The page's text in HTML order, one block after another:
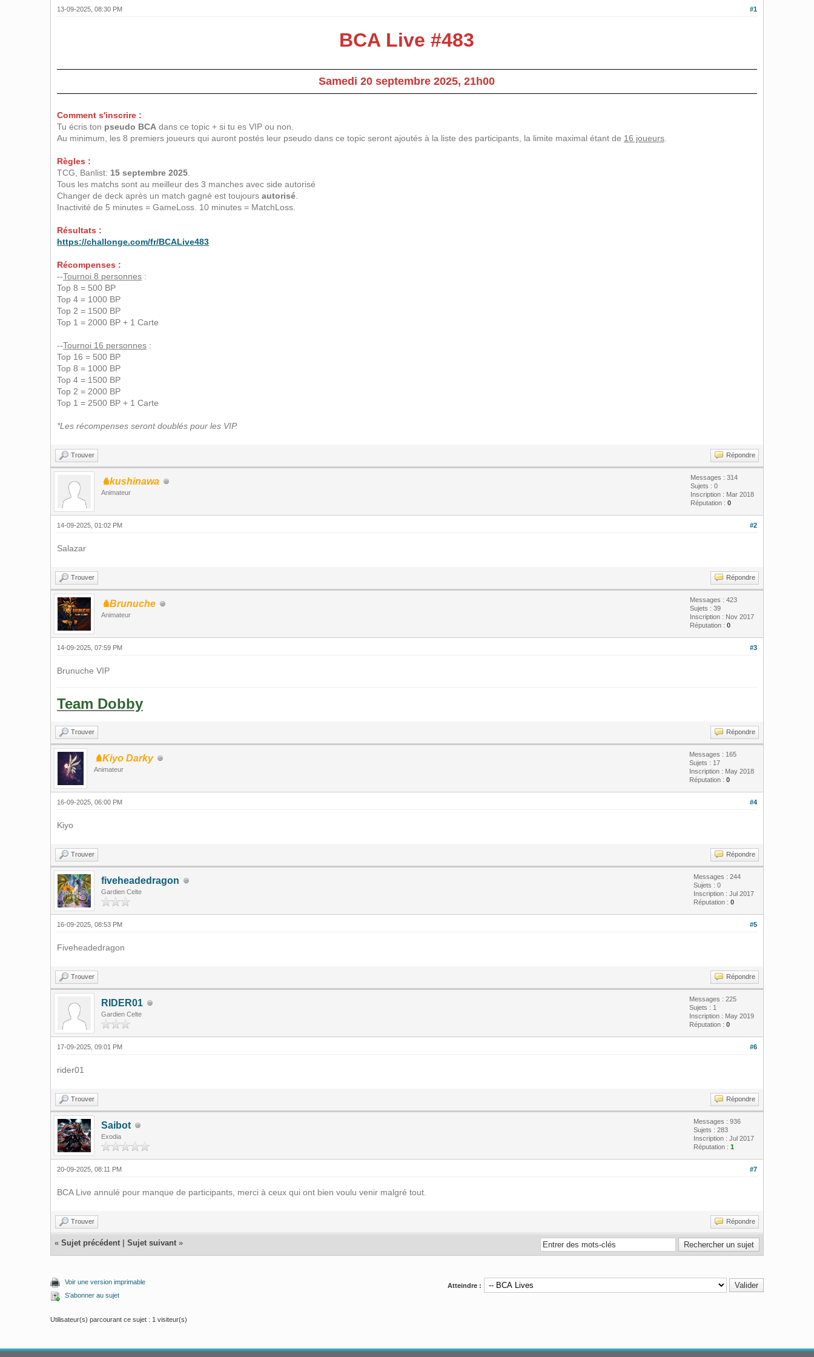
#1
13-09-2025, 08:30 PM
BCA Live #483
Samedi 20 septembre 2025, 21h00
Comment s'inscrire :
Tu écris ton pseudo BCAdans ce topic + si tu es VIP ou non.
Au minimum, les 8 premiers joueurs qui auront postés leur pseudo dans ce topic seront ajoutés à la liste des participants, la limite maximal étant de 16 joueurs.
Règles :
TCG, Banlist: 15 septembre 2025.
Tous les matchs sont au meilleur des 3 manches avec side autorisé
Changer de deck après un match gagné est toujours autorisé.
Inactivité de 5 minutes = GameLoss. 10 minutes = MatchLoss.
Résultats :
https://challonge.com/fr/BCALive483
Récompenses :
--Tournoi 8 personnes:
Top 8 = 500 BP
Top 4 = 1000 BP
Top 2 = 1500 BP
Top 1 = 2000 BP + 1 Carte
--Tournoi 16 personnes:
Top 16 = 500 BP
Top 8 = 1000 BP
Top 4 = 1500 BP
Top 2 = 2000 BP
Top 1 = 2500 BP + 1 Carte
*Les récompenses seront doublés pour les VIP.
Trouver Répondre
♞kushinawa
Animateur
Messages : 314
Sujets : 0
Inscription : Mar 2018
Réputation : 0
#2
14-09-2025, 01:02 PM
Salazar
Trouver Répondre
♞Brunuche
Animateur
Messages : 423
Sujets : 39
Inscription : Nov 2017
Réputation : 0
#3
14-09-2025, 07:59 PM
Brunuche VIP
Team Dobby
Trouver Répondre
♞Kiyo Darky
Animateur
Messages : 165
Sujets : 17
Inscription : May 2018
Réputation : 0
#4
16-09-2025, 06:00 PM
Kiyo
Trouver Répondre
fiveheadedragon
Gardien Celte
Messages : 244
Sujets : 0
Inscription : Jul 2017
Réputation : 0
#5
16-09-2025, 08:53 PM
Fiveheadedragon
Trouver Répondre
RIDER01
Gardien Celte
Messages : 225
Sujets : 1
Inscription : May 2019
Réputation : 0
#6
17-09-2025, 09:01 PM
rider01
Trouver Répondre
Saibot
Exodia
Messages : 936
Sujets : 283
Inscription : Jul 2017
Réputation : 1
#7
20-09-2025, 08:11 PM
BCA Live annulé pour manque de participants, merci à ceux qui ont bien voulu venir malgré tout.
Trouver Répondre
« Sujet précédent| Sujet suivant»
Voir une version imprimable
S’abonner au sujet
Atteindre :
Utilisateur(s) parcourant ce sujet : 1 visiteur(s)